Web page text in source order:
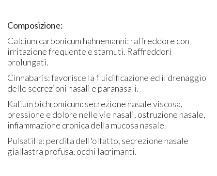
Composizione:
Calcium carbonicum hahnemanni: raffreddore con
irritazione frequente e starnuti. Raffreddori
prolungati.
Cinnabaris: favorisce la fluidificazione ed il drenaggio
delle secrezioni nasali e paranasali.
Kalium bichromicum: secrezione nasale viscosa,
pressione e dolore nelle vie nasali, ostruzione nasale,
infiammazione cronica della mucosa nasale.
Pulsatilla: perdita dell'olfatto, secrezione nasale
giallastra profusa, occhi lacrimanti.